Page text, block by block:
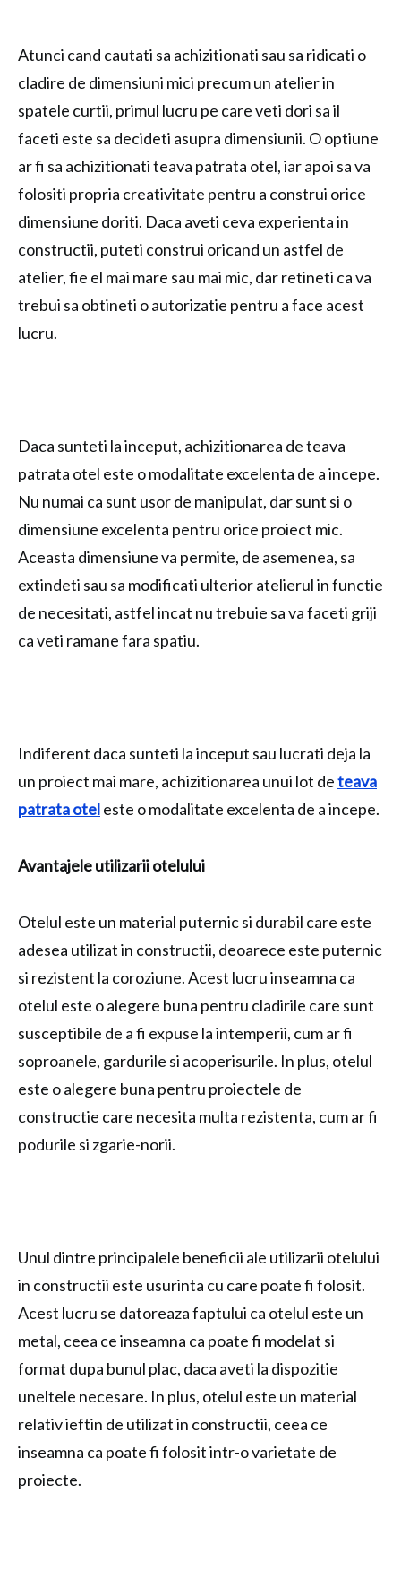
Atunci cand cautati sa achizitionati sau sa ridicati o
cladire de dimensiuni mici precum un atelier in
spatele curtii, primul lucru pe care veti dori sa il
faceti este sa decideti asupra dimensiunii. O optiune
ar fi sa achizitionati teava patrata otel, iar apoi sa va
folositi propria creativitate pentru a construi orice
dimensiune doriti. Daca aveti ceva experienta in
constructii, puteti construi oricand un astfel de
atelier, fie el mai mare sau mai mic, dar retineti ca va
trebui sa obtineti o autorizatie pentru a face acest
lucru.
Daca sunteti la inceput, achizitionarea de teava
patrata otel este o modalitate excelenta de a incepe.
Nu numai ca sunt usor de manipulat, dar sunt si o
dimensiune excelenta pentru orice proiect mic.
Aceasta dimensiune va permite, de asemenea, sa
extindeti sau sa modificati ulterior atelierul in functie
de necesitati, astfel incat nu trebuie sa va faceti griji
ca veti ramane fara spatiu.
Indiferent daca sunteti la inceput sau lucrati deja la
un proiect mai mare, achizitionarea unui lot deteava
patrata oteleste o modalitate excelenta de a incepe.
Avantajele utilizarii otelului
Otelul este un material puternic si durabil care este
adesea utilizat in constructii, deoarece este puternic
si rezistent la coroziune. Acest lucru inseamna ca
otelul este o alegere buna pentru cladirile care sunt
susceptibile de a fi expuse la intemperii, cum ar fi
soproanele, gardurile si acoperisurile. In plus, otelul
este o alegere buna pentru proiectele de
constructie care necesita multa rezistenta, cum ar fi
podurile si zgarie-norii.
Unul dintre principalele beneficii ale utilizarii otelului
in constructii este usurinta cu care poate fi folosit.
Acest lucru se datoreaza faptului ca otelul este un
metal, ceea ce inseamna ca poate fi modelat si
format dupa bunul plac, daca aveti la dispozitie
uneltele necesare. In plus, otelul este un material
relativ ieftin de utilizat in constructii, ceea ce
inseamna ca poate fi folosit intr-o varietate de
proiecte.